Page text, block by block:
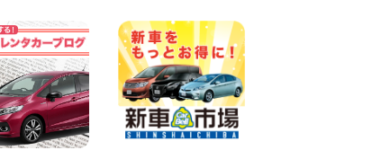
ェア 墨田文花店 東京都 墨田
文花店
100円レンタカー 墨田文花
2026年08月06日
当社在庫車紹介【軽トラ】ハ
イゼットトラック 神奈川県
横浜旭南本宿町店
100円レンタカー 横浜旭南本宿町